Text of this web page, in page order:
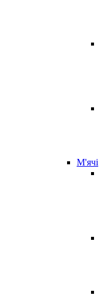
М'ячі